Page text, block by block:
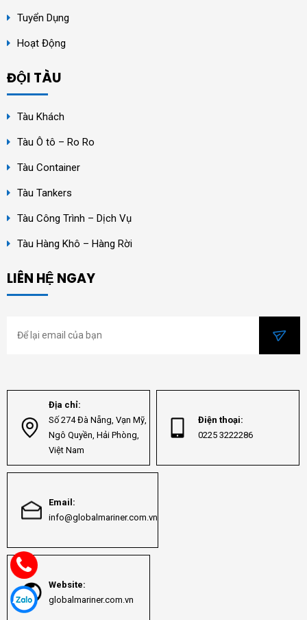
Tuyển Dụng
Hoạt Động
ĐỘI TÀU
Tàu Khách
Tàu Ô tô – Ro Ro
Tàu Container
Tàu Tankers
Tàu Công Trình – Dịch Vụ
Tàu Hàng Khô – Hàng Rời
LIÊN HỆ NGAY
Địa chỉ:
Số 274 Đà Nẵng, Vạn Mỹ,
Ngô Quyền, Hải Phòng,
Việt Nam
Điện thoại:
0225 3222286
Email:
info@globalmariner.com.vn
Website:
globalmariner.com.vn